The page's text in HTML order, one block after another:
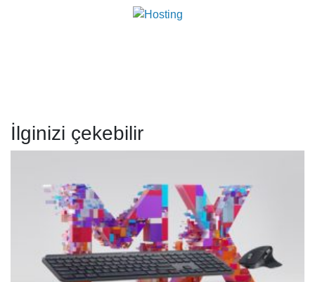
İlginizi çekebilir